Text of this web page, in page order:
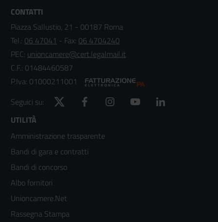
CONTATTI
Piazza Sallustio, 21 - 00187 Roma
Tel.: 06 47041 - Fax: 06 4704240
PEC: unioncamere@cert.legalmail.it
C.F.: 01484460587
P.Iva: 01000211001
Seguici su:
Twitter Facebook Instagram YouTube
Footer
menù
colonna
2
UTILITÀ
Amministrazione trasparente
Bandi di gara e contratti
Bandi di concorso
Albo fornitori
Unioncamere.Net
Rassegna Stampa